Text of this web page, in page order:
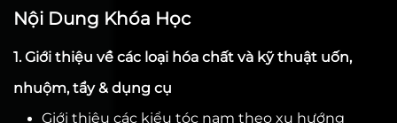
Nội Dung Khóa Học
1. Giới thiệu về các loại hóa chất và kỹ thuật uốn,
nhuộm, tẩy & dụng cụ
Giới thiệu các kiểu tóc nam theo xu hướng